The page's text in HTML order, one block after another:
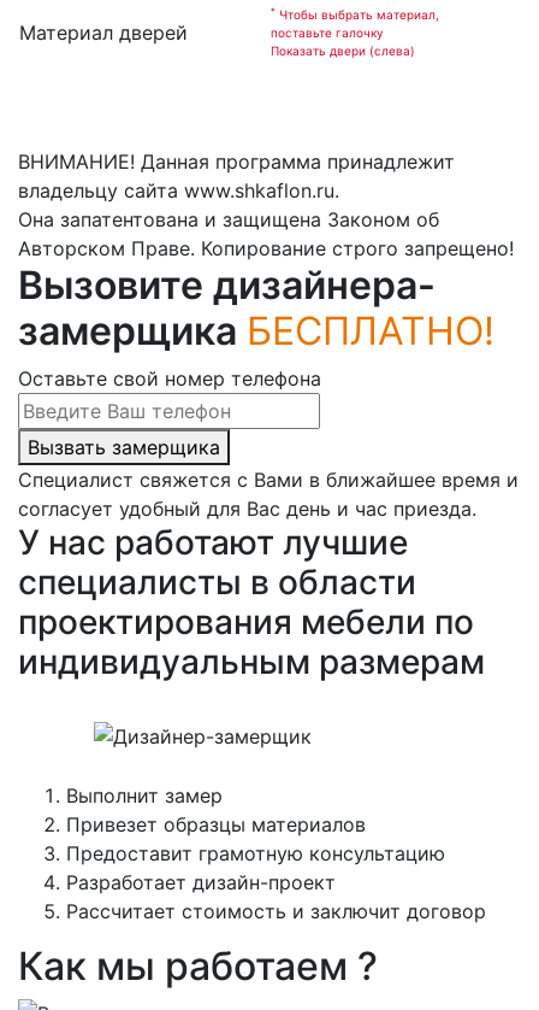
Материал дверей
* Чтобы выбрать материал,
поставьте галочку
Показать двери (слева)
ВНИМАНИЕ! Данная программа принадлежит
владельцу сайта www.shkaflon.ru.
Она запатентована и защищена Законом об
Авторском Праве. Копирование строго запрещено!
Вызовите дизайнера-
замерщика БЕСПЛАТНО!
Оставьте свой номер телефона
Вызвать замерщика
Специалист свяжется с Вами в ближайшее время и
согласует удобный для Вас день и час приезда.
У нас работают лучшие
специалисты в области
проектирования мебели по
индивидуальным размерам
Выполнит замер
Привезет образцы материалов
Предоставит грамотную консультацию
Разработает дизайн-проект
Рассчитает стоимость и заключит договор
Как мы работаем ?